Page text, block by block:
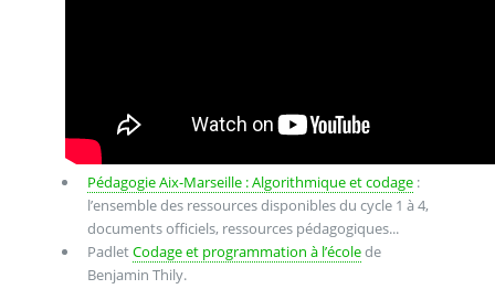
Pédagogie Aix-Marseille : Algorithmique et codage:
l’ensemble des ressources disponibles du cycle 1 à 4,
documents officiels, ressources pédagogiques...
PadletCodage et programmation à l’écolede
Benjamin Thily.